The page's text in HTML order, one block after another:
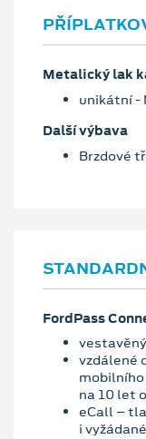
Metalický lak
unikátní -
Další výbava
Brzdové
FordPass
vzdálené
na 10 let
eCall –
i